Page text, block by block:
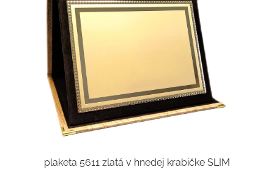
plaketa 5611 zlatá v hnedej krabičke SLIM